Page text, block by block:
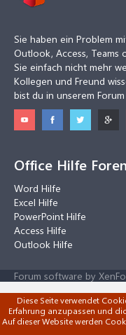
Sie haben ein Problem
Outlook, Access, Teams
Sie einfach nicht mehr
Kollegen und Freund
bist du in unserem
Office Hilfe Foren
Word Hilfe
Excel Hilfe
PowerPoint Hilfe
Access Hilfe
Outlook Hilfe
Forum software by
Diese Seite verwendet
Erfahrung anzupassen und
Auf dieser Website werden